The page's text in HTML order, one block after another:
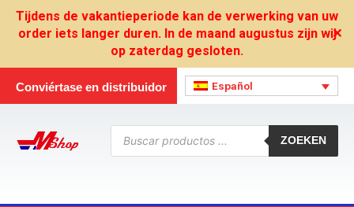
Tijdens de vakantieperiode kan de verwerking van uw
order iets langer duren. In de maand augustus zijn wij
op zaterdag gesloten.
✕
Conviértase en distribuidor Español
Búsqueda
productos
ZOEKEN